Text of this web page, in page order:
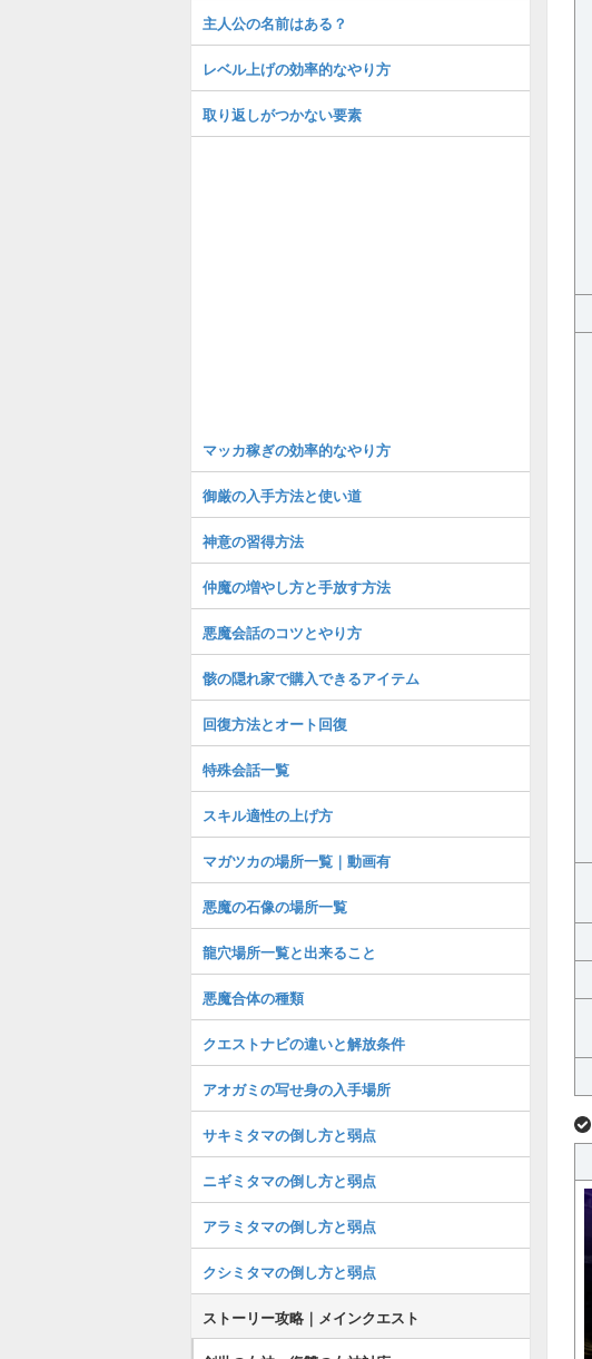
主人公の名前はある？
レベル上げの効率的なやり方
取り返しがつかない要素
マッカ稼ぎの効率的なやり方
御厳の入手方法と使い道
神意の習得方法
仲魔の増やし方と手放す方法
悪魔会話のコツとやり方
骸の隠れ家で購入できるアイテム
回復方法とオート回復
特殊会話一覧
スキル適性の上げ方
マガツカの場所一覧｜動画有
悪魔の石像の場所一覧
龍穴場所一覧と出来ること
悪魔合体の種類
クエストナビの違いと解放条件
アオガミの写せ身の入手場所
サキミタマの倒し方と弱点
ニギミタマの倒し方と弱点
アラミタマの倒し方と弱点
クシミタマの倒し方と弱点
ストーリー攻略｜メインクエスト